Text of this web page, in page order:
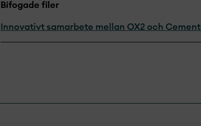
Bifogade filer
Innovativt samarbete mellan OX2 och